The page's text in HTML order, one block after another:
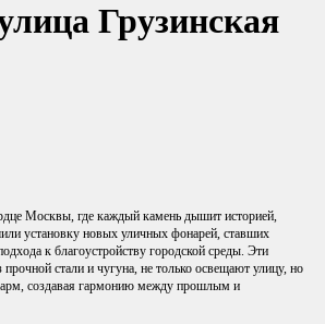
Грузинская
Москвы, где каждый камень дышит историей,
установку новых уличных фонарей, ставших
к благоустройству городской среды. Эти
стали и чугуна, не только освещают улицу, но
создавая гармонию между прошлым и